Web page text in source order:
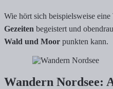
Wie hört sich beispielsweise
Gezeiten begeistert und
Wald und Moor punkten kann.
Wandern Nordsee: